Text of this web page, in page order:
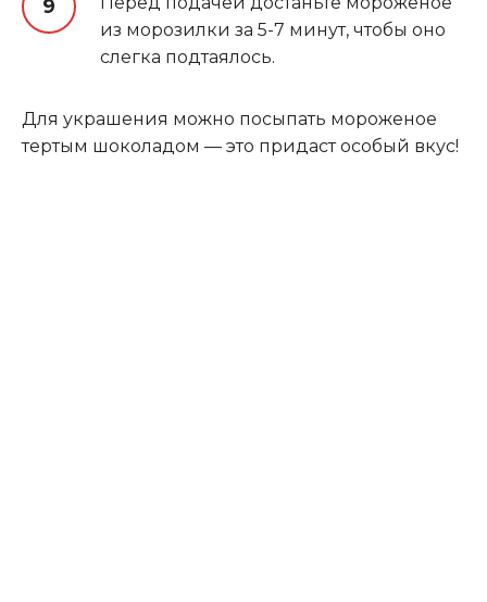
из морозилки за 5-7 минут, чтобы оно
слегка подтаялось.
Для украшения можно посыпать мороженое
тертым шоколадом — это придаст особый вкус!